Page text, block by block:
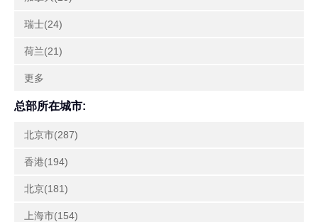
瑞士(24)
荷兰(21)
更多
总部所在城市:
北京市(287)
香港(194)
北京(181)
上海市(154)